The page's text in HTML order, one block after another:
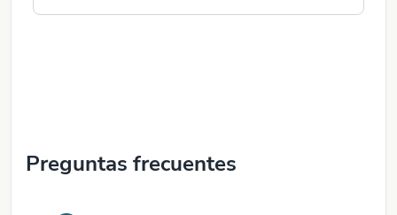
Preguntas frecuentes